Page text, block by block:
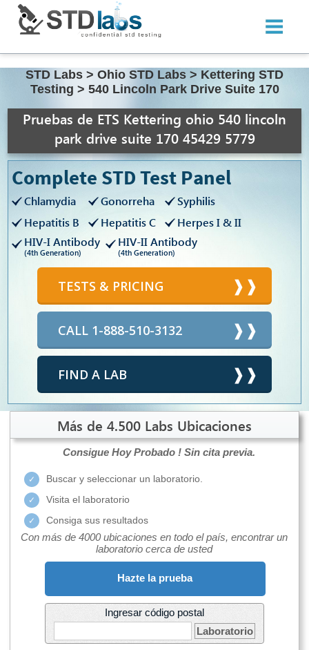
STD Labs > Ohio STD Labs > Kettering STD
Testing > 540 Lincoln Park Drive Suite 170
Pruebas de ETS Kettering ohio 540 lincoln
park drive suite 170 45429 5779
Complete STD Test Panel
Chlamydia Gonorreha
Syphilis
Hepatitis B
Hepatitis C
Herpes I & II
HIV-I Antibody
(4th Generation)
HIV-II Antibody
(4th Generation)
TESTS & PRICING
CALL 1-888-510-3132
FIND A LAB
Más de 4.500 Labs Ubicaciones
Consigue Hoy Probado ! Sin cita previa.
Buscar y seleccionar un laboratorio.
Visita el laboratorio
Consiga sus resultados
Con más de 4000 ubicaciones en todo el país, encontrar un
laboratorio cerca de usted
Hazte la prueba
Ingresar código postal
Laboratorio